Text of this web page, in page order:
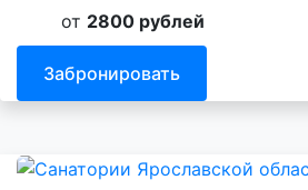
от 2800 рублей
Забронировать